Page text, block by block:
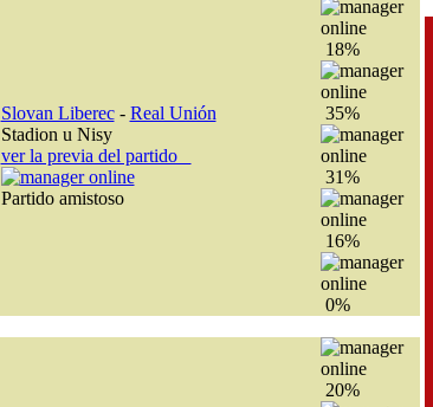
Slovan Liberec- Real Unión
Stadion u Nisy
ver la previa del partido
Partido amistoso
18%
35%
31%
16%
0%
20%